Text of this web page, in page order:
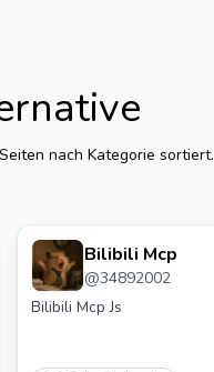
nach Kategorie sortiert.
Bilibili Mcp
@34892002
Bilibili Mcp Js